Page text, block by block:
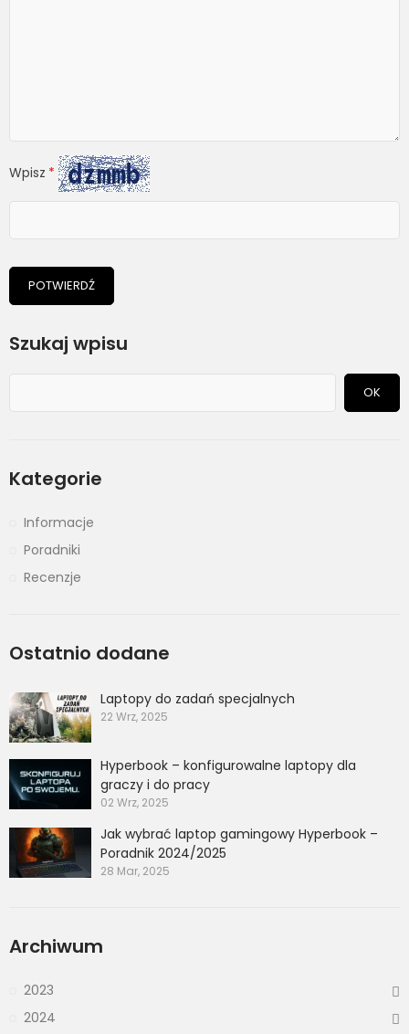
Wpisz
POTWIERDŹ
Szukaj wpisu
OK
Kategorie
Informacje
Poradniki
Recenzje
Ostatnio dodane
Laptopy do zadań specjalnych
22 Wrz, 2025
Hyperbook – konfigurowalne laptopy dla
graczy i do pracy
02 Wrz, 2025
Jak wybrać laptop gamingowy Hyperbook –
Poradnik 2024/2025
28 Mar, 2025
Archiwum
2023
2024